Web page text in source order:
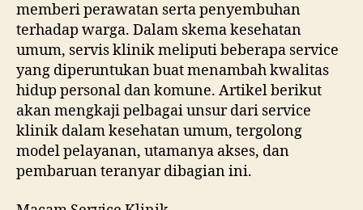
memberi perawatan serta penyembuhan
terhadap warga. Dalam skema kesehatan
umum, servis klinik meliputi beberapa service
yang diperuntukan buat menambah kwalitas
hidup personal dan komune. Artikel berikut
akan mengkaji pelbagai unsur dari service
klinik dalam kesehatan umum, tergolong
model pelayanan, utamanya akses, dan
pembaruan teranyar dibagian ini.